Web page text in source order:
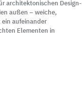
architektonischen Design-
außen – weiche,
ein aufeinander
Elementen in